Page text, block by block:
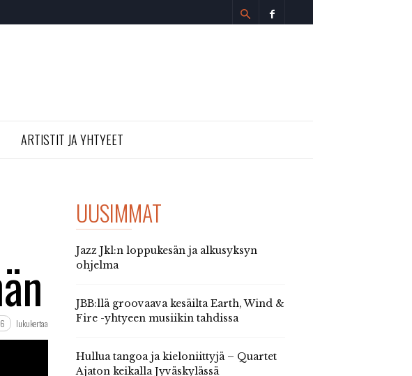
ARTISTIT JA YHTYEET
lukukertaa
UUSIMMAT
Jazz Jkl:n loppukesän ja alkusyksyn
ohjelma
JBB:llä groovaava kesäilta Earth, Wind &
Fire -yhtyeen musiikin tahdissa
Hullua tangoa ja kieloniittyjä – Quartet
Ajaton keikalla Jyväskylässä